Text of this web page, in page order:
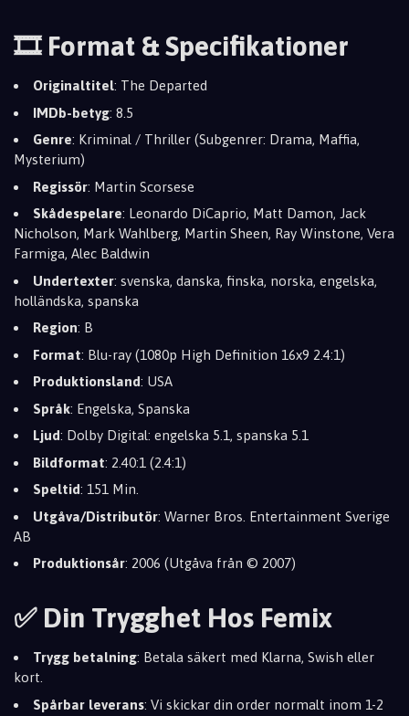
🎞️ Format & Specifikationer
Originaltitel: The Departed
IMDb-betyg: 8.5
Genre: Kriminal / Thriller (Subgenrer: Drama, Maffia,
Mysterium)
Regissör: Martin Scorsese
Skådespelare: Leonardo DiCaprio, Matt Damon, Jack
Nicholson, Mark Wahlberg, Martin Sheen, Ray Winstone, Vera
Farmiga, Alec Baldwin
Undertexter: svenska, danska, finska, norska, engelska,
holländska, spanska
Region: B
Format: Blu-ray (1080p High Definition 16x9 2.4:1)
Produktionsland: USA
Språk: Engelska, Spanska
Ljud: Dolby Digital: engelska 5.1, spanska 5.1
Bildformat: 2.40:1 (2.4:1)
Speltid: 151 Min.
Utgåva/Distributör: Warner Bros. Entertainment Sverige
AB
Produktionsår: 2006 (Utgåva från © 2007)
✅ Din Trygghet Hos Femix
Trygg betalning: Betala säkert med Klarna, Swish eller
kort.
Spårbar leverans: Vi skickar din order normalt inom 1-2